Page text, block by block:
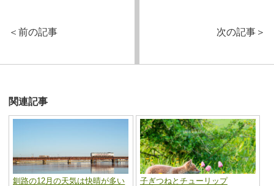
＜ 前の記事 次の記事 ＞
関連記事
釧路の12月の天気は快晴が多い 子ぎつねとチューリップ